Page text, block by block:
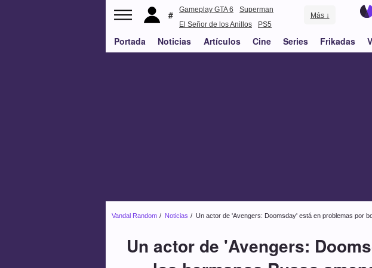
Gameplay GTA 6
Superman
El Señor de los Anillos
PS5
Más ↓
Portada Noticias Artículos Cine Series Frikadas
Vandal Random Noticias Un actor de 'Avengers: Doomsday' está en problemas por
Un actor de 'Avengers: